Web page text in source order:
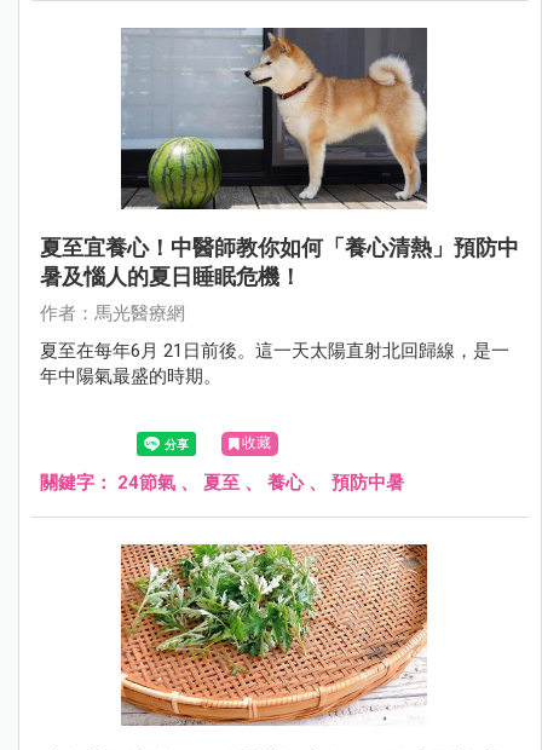
夏至宜養心！中醫師教你如何「養心清熱」預防中
暑及惱人的夏日睡眠危機！
作者：馬光醫療網
夏至在每年6月 21日前後。這一天太陽直射北回歸線，是一
年中陽氣最盛的時期。
收藏
關鍵字： 24節氣 、 夏至 、 養心、 預防中暑